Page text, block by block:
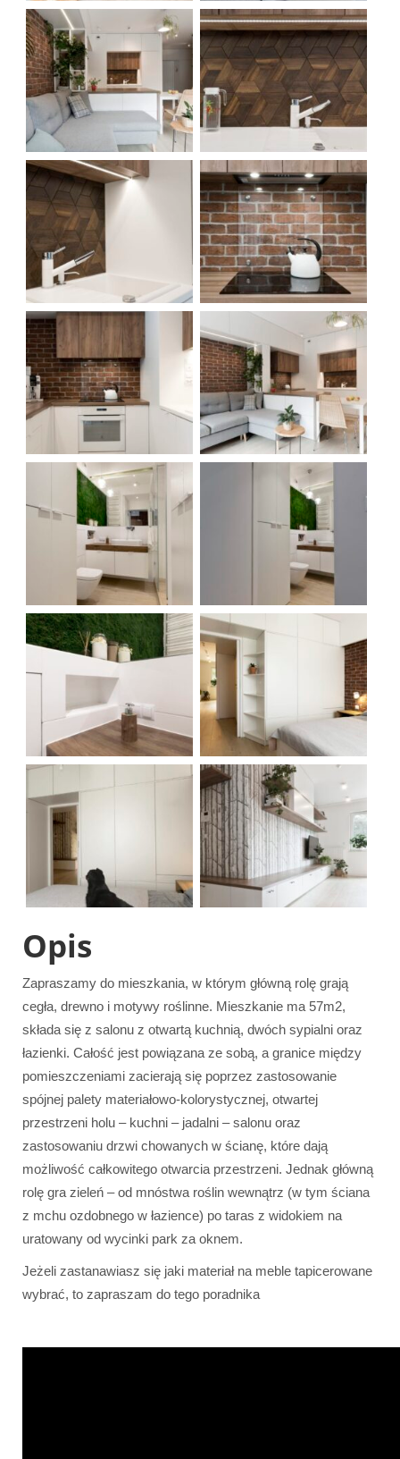
Opis
Zapraszamy do mieszkania, w którym główną rolę grają
cegła, drewno i motywy roślinne. Mieszkanie ma 57m2,
składa się z salonu z otwartą kuchnią, dwóch sypialni oraz
łazienki. Całość jest powiązana ze sobą, a granice między
pomieszczeniami zacierają się poprzez zastosowanie
spójnej palety materiałowo-kolorystycznej, otwartej
przestrzeni holu – kuchni – jadalni – salonu oraz
zastosowaniu drzwi chowanych w ścianę, które dają
możliwość całkowitego otwarcia przestrzeni. Jednak główną
rolę gra zieleń – od mnóstwa roślin wewnątrz (w tym ściana
z mchu ozdobnego w łazience) po taras z widokiem na
uratowany od wycinki park za oknem.
Jeżeli zastanawiasz się jaki materiał na meble tapicerowane
wybrać, to zapraszam do tego poradnika